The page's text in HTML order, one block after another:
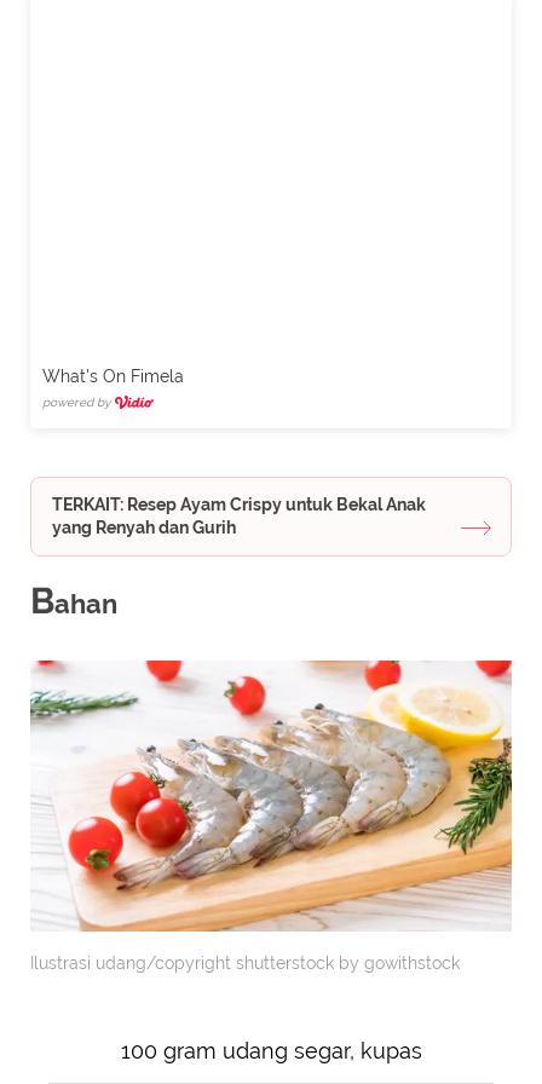
What's On Fimela
powered by
TERKAIT: Resep Ayam Crispy untuk Bekal Anak
yang Renyah dan Gurih
Bahan
Ilustrasi udang/copyright shutterstock by gowithstock
100 gram udang segar, kupas